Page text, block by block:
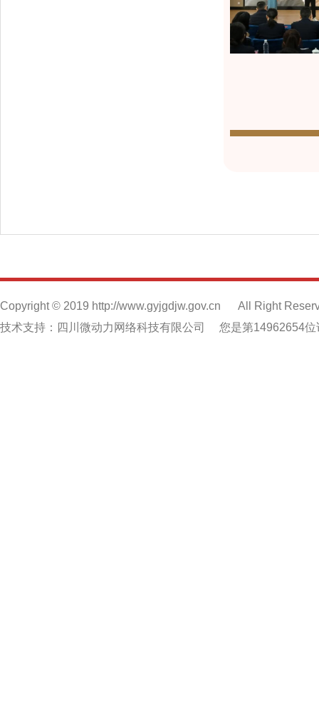
Copyright © 2019 http://www.gyjgdjw.gov.cn
All Right
技术支持：四川微动力网络科技有限公司
您是第14962654位